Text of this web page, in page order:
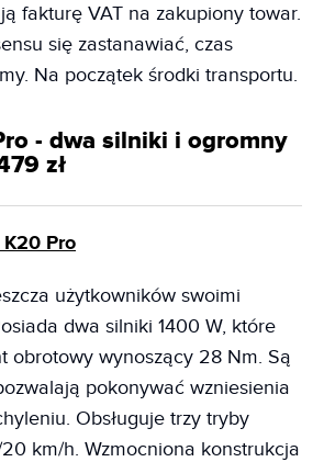
fakturę VAT na zakupiony towar.
się zastanawiać, czas
Na początek środki transportu.
- dwa silniki i ogromny
zł
Pro
użytkowników swoimi
dwa silniki 1400 W, które
obrotowy wynoszący 28 Nm. Są
pokonywać wzniesienia
Obsługuje trzy tryby
km/h. Wzmocniona konstrukcja